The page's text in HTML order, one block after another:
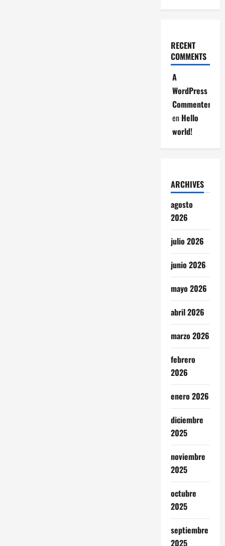
RECENT
COMMENTS
A
WordPress
Commenter
en Hello
world!
ARCHIVES
agosto
2026
julio 2026
junio 2026
mayo 2026
abril 2026
marzo 2026
febrero
2026
enero 2026
diciembre
2025
noviembre
2025
octubre
2025
septiembre
2025